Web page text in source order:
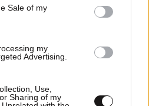
Sale of my
my
Advertising.
Use,
Sharing of my